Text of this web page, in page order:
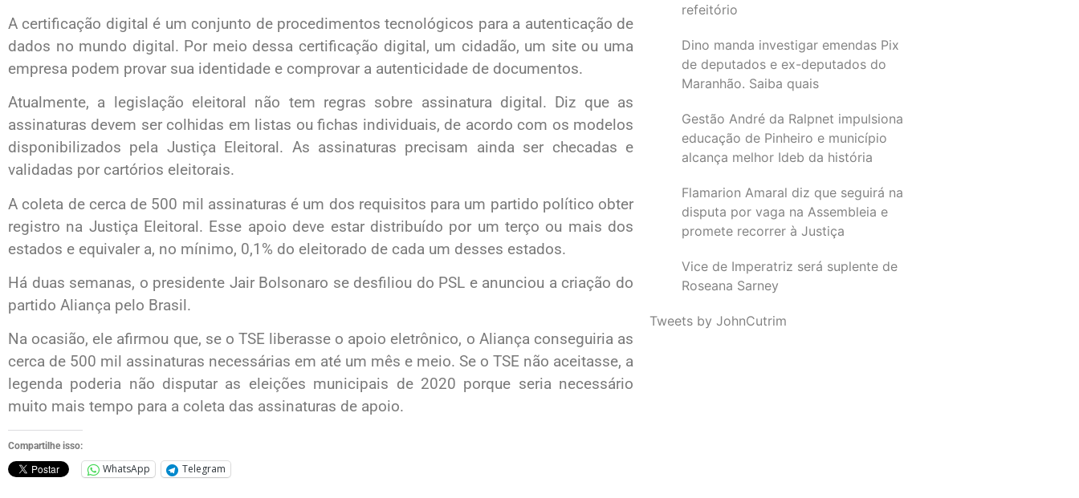
A certificação digital é um conjunto de procedimentos tecnológicos para a autenticação de
dados no mundo digital. Por meio dessa certificação digital, um cidadão, um site ou uma
empresa podem provar sua identidade e comprovar a autenticidade de documentos.
Atualmente, a legislação eleitoral não tem regras sobre assinatura digital. Diz que as
assinaturas devem ser colhidas em listas ou fichas individuais, de acordo com os modelos
disponibilizados pela Justiça Eleitoral. As assinaturas precisam ainda ser checadas e
validadas por cartórios eleitorais.
A coleta de cerca de 500 mil assinaturas é um dos requisitos para um partido político obter
registro na Justiça Eleitoral. Esse apoio deve estar distribuído por um terço ou mais dos
estados e equivaler a, no mínimo, 0,1% do eleitorado de cada um desses estados.
Há duas semanas, o presidente Jair Bolsonaro se desfiliou do PSL e anunciou a criação do
partido Aliança pelo Brasil.
Na ocasião, ele afirmou que, se o TSE liberasse o apoio eletrônico, o Aliança conseguiria as
cerca de 500 mil assinaturas necessárias em até um mês e meio. Se o TSE não aceitasse, a
legenda poderia não disputar as eleições municipais de 2020 porque seria necessário
muito mais tempo para a coleta das assinaturas de apoio.
Compartilhe isso:
WhatsApp Telegram
refeitório
Dino manda investigar emendas Pix
de deputados e ex-deputados do
Maranhão. Saiba quais
Gestão André da Ralpnet impulsiona
educação de Pinheiro e município
alcança melhor Ideb da história
Flamarion Amaral diz que seguirá na
disputa por vaga na Assembleia e
promete recorrer à Justiça
Vice de Imperatriz será suplente de
Roseana Sarney
Tweets by JohnCutrim